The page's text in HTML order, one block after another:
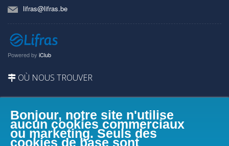
Bonjour, notre site n'utilise
aucun cookies commerciaux
ou marketing. Seuls des
cookies de base sont
lifras@lifras.be
Powered by iClub
OÙ NOUS TROUVER